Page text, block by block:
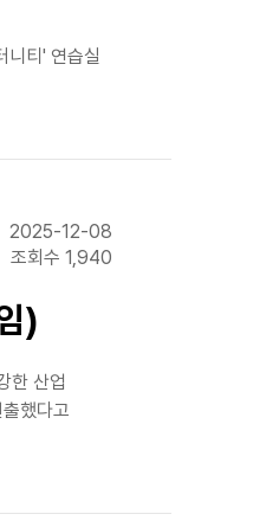
티' 연습실
2025-12-08
조회수 1,940
)
한 산업
했다고